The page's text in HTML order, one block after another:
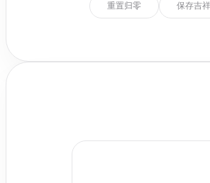
重置归零 保存吉祥